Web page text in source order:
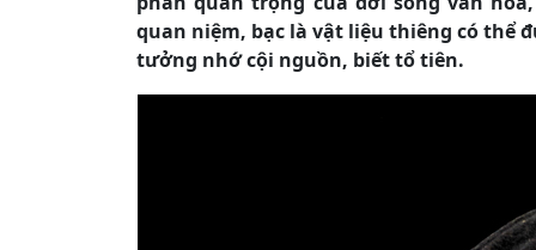
quan niệm, bạc là vật liệu thiêng có thể
tưởng nhớ cội nguồn, biết tổ tiên.